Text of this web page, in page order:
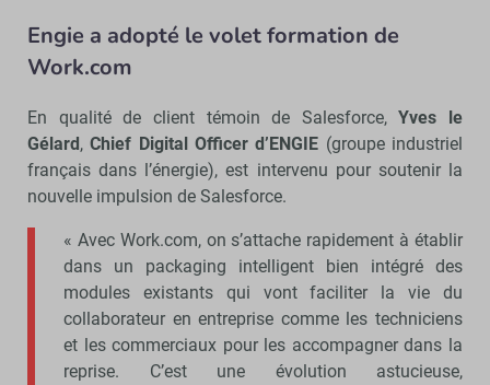
Engie a adopté le volet formation de
Work.com
En qualité de client témoin de Salesforce,Yves le
Gélard,Chief Digital Officer d’ENGIE (groupe industriel
français dans l’énergie), est intervenu pour soutenir la
nouvelle impulsion de Salesforce.
« Avec Work.com, on s’attache rapidement à établir
dans un packaging intelligent bien intégré des
modules existants qui vont faciliter la vie du
collaborateur en entreprise comme les techniciens
et les commerciaux pour les accompagner dans la
reprise. C’est une évolution astucieuse,